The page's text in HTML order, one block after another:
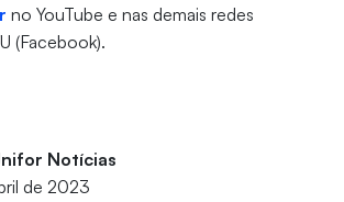
no YouTube e nas demais redes
(Facebook).
Notícias
de 2023